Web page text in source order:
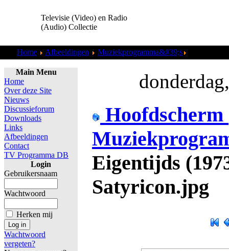
Televisie (Video) en Radio
(Audio) Collectie
Home Afbeeldingen Muziekprogramma&#39;s
Main Menu
Home
Over deze Site
Nieuws
Discussieforum
Downloads
Links
Afbeeldingen
Contact
TV Programma DB
Login
Gebruikersnaam
Wachtwoord
Herken mij
Wachtwoord
vergeten?
Hoofdscherm
Eigentijds
Satyricon.jpg